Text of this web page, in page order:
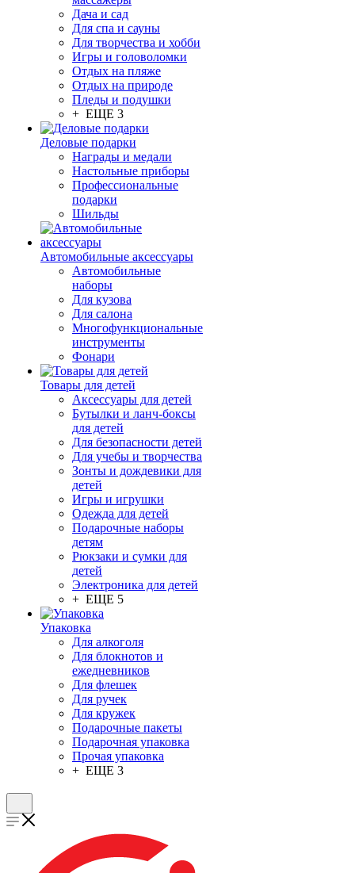
Дача и сад
Для спа и сауны
Для творчества и хобби
Игры и головоломки
Отдых на пляже
Отдых на природе
Пледы и подушки
+ ЕЩЕ 3
Деловые подарки
Награды и медали
Настольные приборы
Профессиональные
подарки
Шильды
Автомобильные аксессуары
Автомобильные
наборы
Для кузова
Для салона
Многофункциональные
инструменты
Фонари
Товары для детей
Аксессуары для детей
Бутылки и ланч-боксы
для детей
Для безопасности детей
Для учебы и творчества
Зонты и дождевики для
детей
Игры и игрушки
Одежда для детей
Подарочные наборы
детям
Рюкзаки и сумки для
детей
Электроника для детей
+ ЕЩЕ 5
Упаковка
Для алкоголя
Для блокнотов и
ежедневников
Для флешек
Для ручек
Для кружек
Подарочные пакеты
Подарочная упаковка
Прочая упаковка
+ ЕЩЕ 3